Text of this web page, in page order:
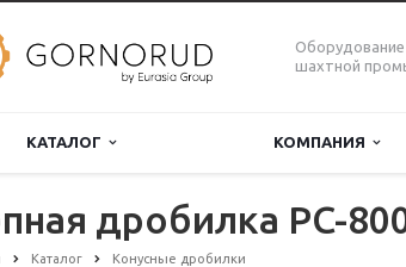
шахтной
КАТАЛОГ КОМПАНИЯ
дробилка PC-
Каталог Конусные дробилки